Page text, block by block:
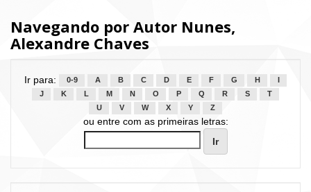
Navegando por Autor Nunes,
Alexandre Chaves
Ir para: 0-9 A B C D E F G H
J
K L M N O P Q R S
T
U
V W X Y Z
ou entre com as primeiras letras: